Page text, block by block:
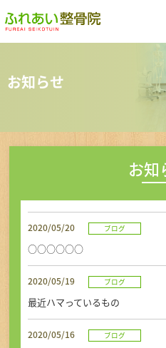
お知らせ
お知
2020/05/20 ブログ
○○○○○○
2020/05/19 ブログ
最近ハマっているもの
2020/05/16 ブログ
料金